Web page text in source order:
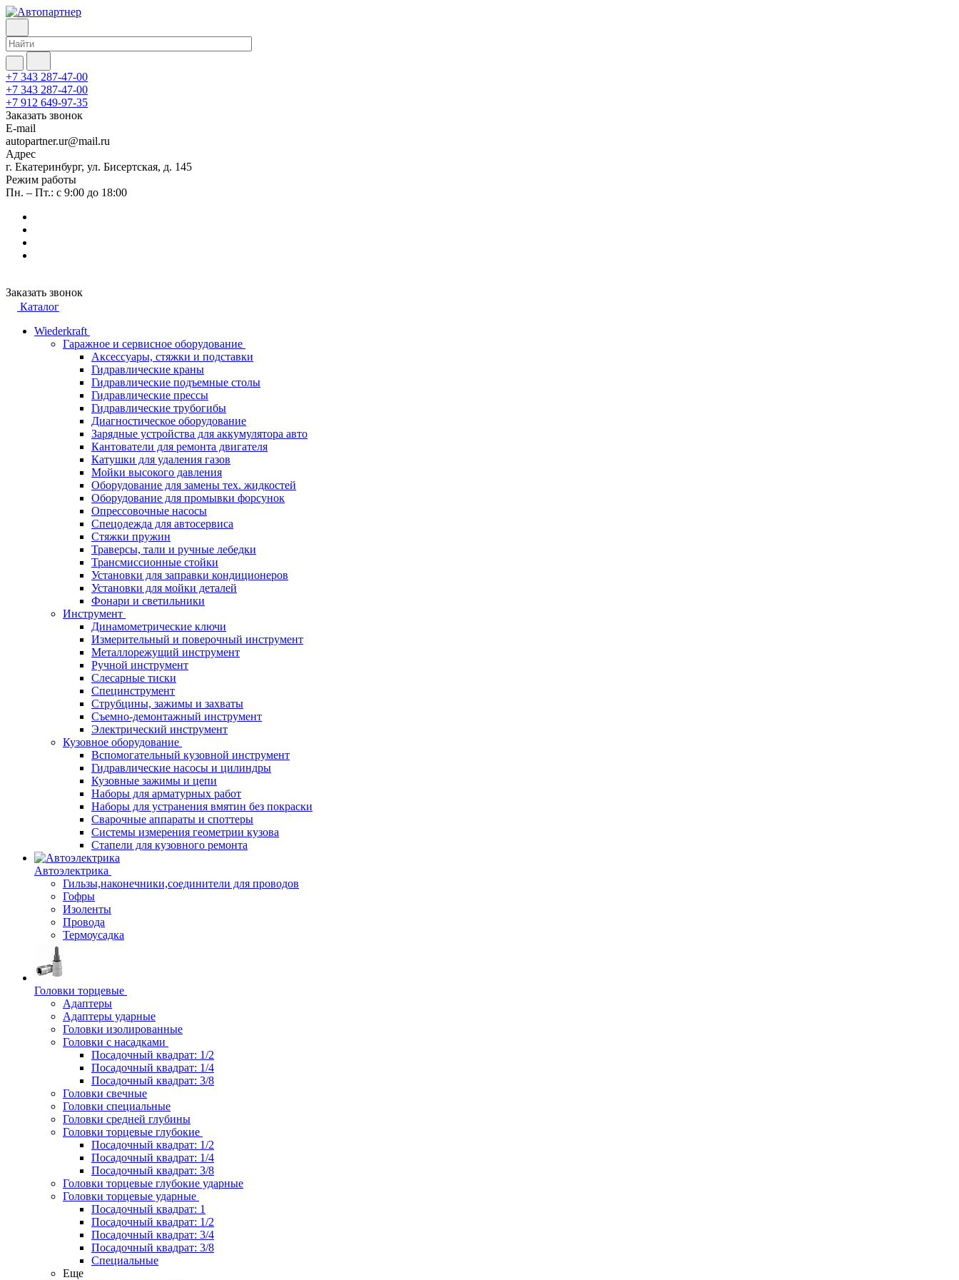
+7 343 287-47-00
+7 343 287-47-00
+7 912 649-97-35
Заказать звонок
E-mail
autopartner.ur@mail.ru
Адрес
г. Екатеринбург, ул. Бисертская, д. 145
Режим работы
Пн. – Пт.: с 9:00 до 18:00
Заказать звонок
Каталог
Wiederkraft
Гаражное и сервисное оборудование
Аксессуары, стяжки и подставки
Гидравлические краны
Гидравлические подъемные столы
Гидравлические прессы
Гидравлические трубогибы
Диагностическое оборудование
Зарядные устройства для аккумулятора авто
Кантователи для ремонта двигателя
Катушки для удаления газов
Мойки высокого давления
Оборудование для замены тех. жидкостей
Оборудование для промывки форсунок
Опрессовочные насосы
Спецодежда для автосервиса
Стяжки пружин
Траверсы, тали и ручные лебедки
Трансмиссионные стойки
Установки для заправки кондиционеров
Установки для мойки деталей
Фонари и светильники
Инструмент
Динамометрические ключи
Измерительный и поверочный инструмент
Металлорежущий инструмент
Ручной инструмент
Слесарные тиски
Специнструмент
Струбцины, зажимы и захваты
Съемно-демонтажный инструмент
Электрический инструмент
Кузовное оборудование
Вспомогательный кузовной инструмент
Гидравлические насосы и цилиндры
Кузовные зажимы и цепи
Наборы для арматурных работ
Наборы для устранения вмятин без покраски
Сварочные аппараты и споттеры
Системы измерения геометрии кузова
Стапели для кузовного ремонта
Автоэлектрика
Гильзы,наконечники,соединители для проводов
Гофры
Изоленты
Провода
Термоусадка
Головки торцевые
Адаптеры
Адаптеры ударные
Головки изолированные
Головки с насадками
Посадочный квадрат: 1/2
Посадочный квадрат: 1/4
Посадочный квадрат: 3/8
Головки свечные
Головки специальные
Головки средней глубины
Головки торцевые глубокие
Посадочный квадрат: 1/2
Посадочный квадрат: 1/4
Посадочный квадрат: 3/8
Головки торцевые глубокие ударные
Головки торцевые ударные
Посадочный квадрат: 1
Посадочный квадрат: 1/2
Посадочный квадрат: 3/4
Посадочный квадрат: 3/8
Специальные
Еще